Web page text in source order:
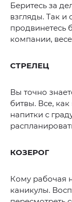
Беритесь за
взгляды. Так и
продвинетесь
компании,
СТРЕЛЕЦ
Вы точно
битвы. Все,
напитки с
КОЗЕРОГ
Кому рабочая
каникулы.